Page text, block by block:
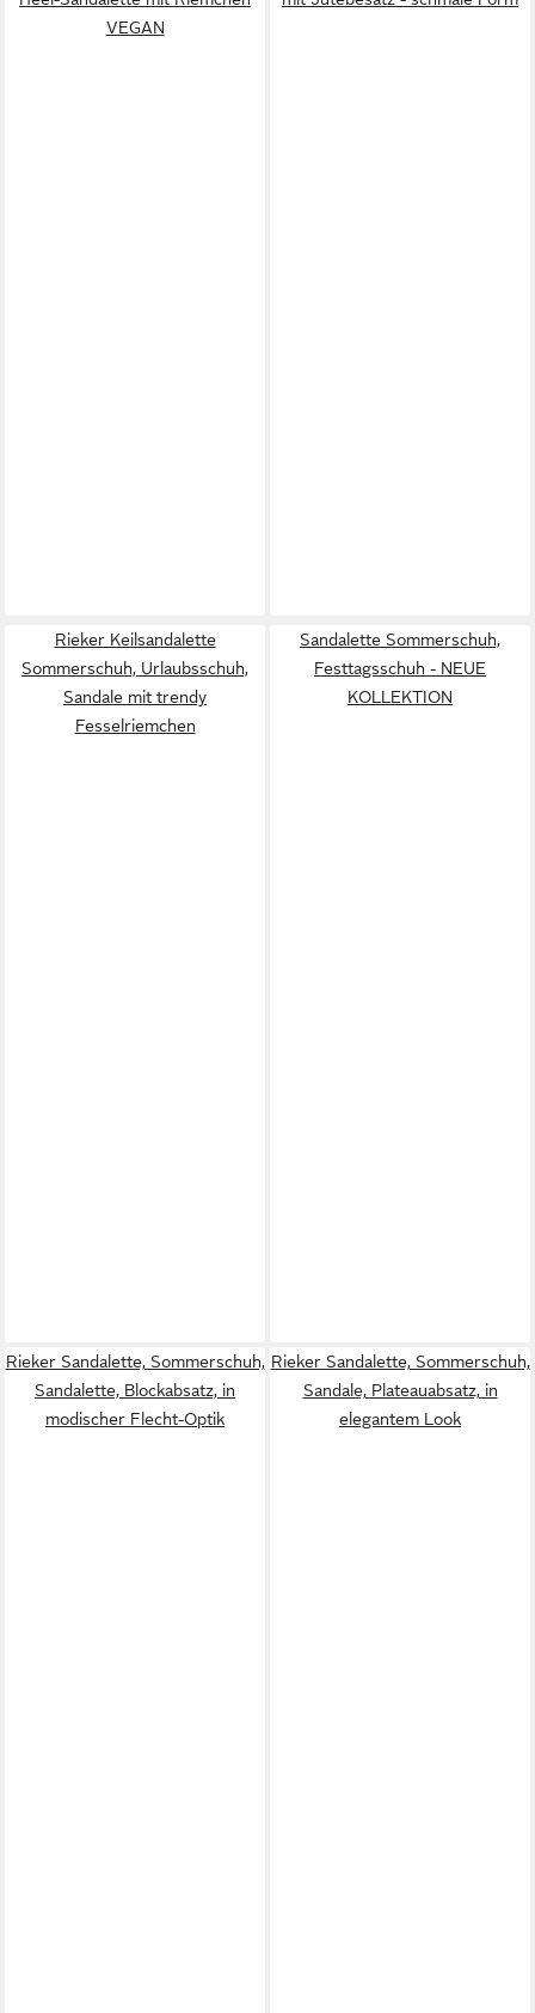
VEGAN
Rieker Keilsandalette
Sommerschuh, Urlaubsschuh,
Sandale mit trendy
Fesselriemchen
Sandalette Sommerschuh,
Festtagsschuh - NEUE
KOLLEKTION
Rieker Sandalette, Sommerschuh,
Sandalette, Blockabsatz, in
modischer Flecht-Optik
Rieker Sandalette, Sommerschuh,
Sandale, Plateauabsatz, in
elegantem Look